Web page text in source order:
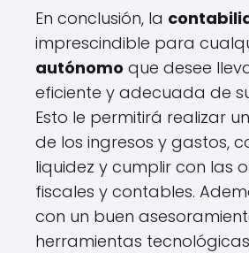
En conclusión, la
imprescindible para
autónomo que desee
eficiente y adecuada de
Esto le permitirá realizar
de los ingresos y gastos,
liquidez y cumplir con las
fiscales y contables.
con un buen
herramientas